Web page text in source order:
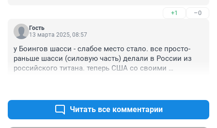
+1 –0
Гость
13 марта 2025, 08:57
у Боингов шасси - слабое место стало. все просто-
раньше шасси (силовую часть) делали в России из
российского титана. теперь США со своими
Читать все комментарии